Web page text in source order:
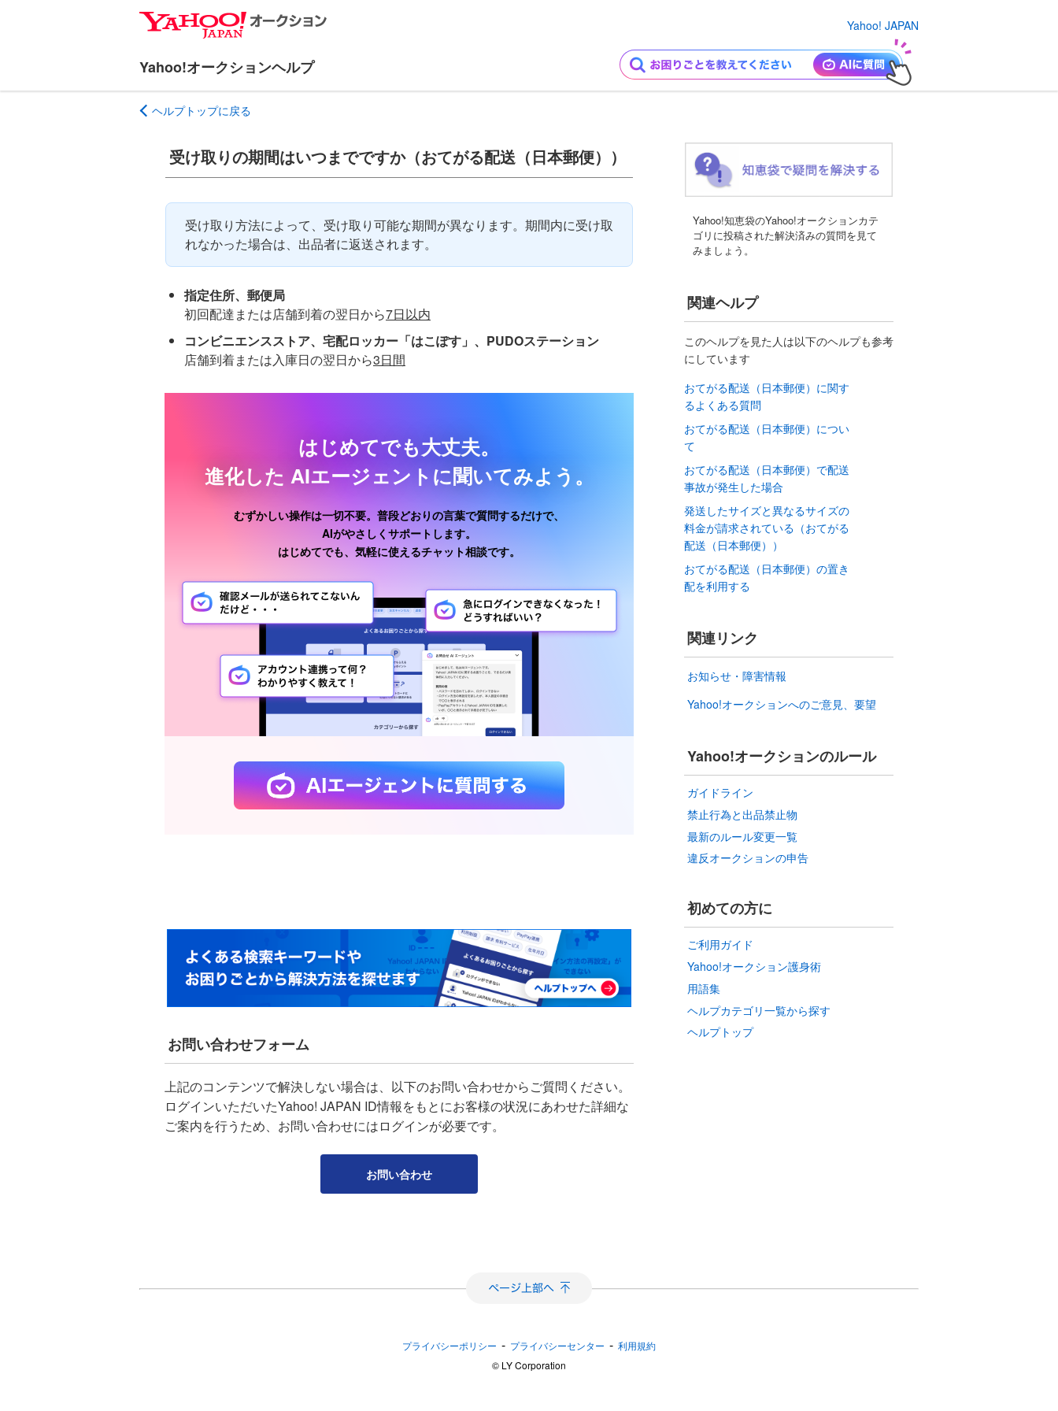
シ
ン
Yahoo! JAPAN
ヘルプトップに戻る
受け取りの期間はいつまでですか（おてがる配送（日本郵便））
受け取り方法によって、受け取り可能な期間が異なります。期間内に受け取
れなかった場合は、出品者に返送されます。
指定住所、郵便局
初回配達または店舗到着の翌日から7日以内
コンビニエンスストア、宅配ロッカー「はこぽす」、PUDOステーション
店舗到着または入庫日の翌日から3日間
はじめてでも大丈夫。
進化した AIエージェントに聞いてみよう。
むずかしい操作は一切不要。普段どおりの言葉で質問するだけで、
AIがやさしくサポートします。
はじめてでも、気軽に使えるチャット相談です。
お問い合わせフォーム
上記のコンテンツで解決しない場合は、以下のお問い合わせからご質問ください。
ログインいただいたYahoo! JAPAN ID情報をもとにお客様の状況にあわせた詳細な
ご案内を行うため、お問い合わせにはログインが必要です。
お問い合わせ
Yahoo!知恵袋のYahoo!オークションカテ
ゴリに投稿された解決済みの質問を見て
みましょう。
関連ヘルプ
このヘルプを見た人は以下のヘルプも参考
にしています
おてがる配送（日本郵便）に関す
るよくある質問
おてがる配送（日本郵便）につい
て
おてがる配送（日本郵便）で配送
事故が発生した場合
発送したサイズと異なるサイズの
料金が請求されている（おてがる
配送（日本郵便））
おてがる配送（日本郵便）の置き
配を利用する
関連リンク
お知らせ・障害情報
Yahoo!オークションへのご意見、要望
Yahoo!オークションのルール
ガイドライン
禁止行為と出品禁止物
最新のルール変更一覧
違反オークションの申告
初めての方に
ご利用ガイド
Yahoo!オークション護身術
用語集
ヘルプカテゴリ一覧から探す
ヘルプトップ
プライバシーポリシー - プライバシーセンター - 利用規約
©︎ LY Corporation